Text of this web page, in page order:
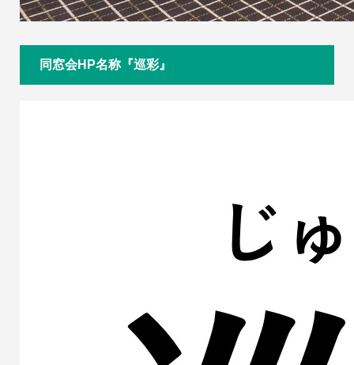
同窓会HP名称『巡彩』